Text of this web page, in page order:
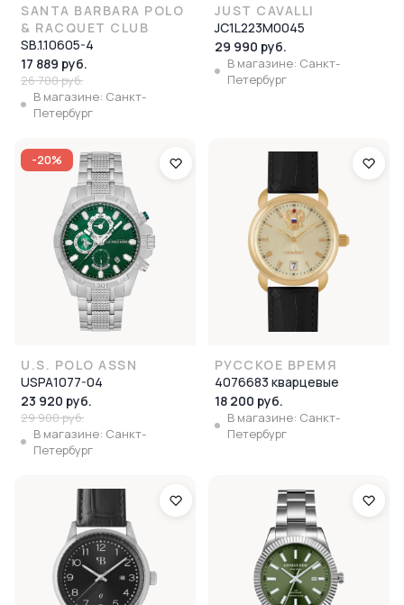
SANTA BARBARA POLO
& RACQUET CLUB
SB.1.10605-4
17 889 руб.
26 700 руб.
В магазине: Санкт-
Петербург
JUST CAVALLI
JC1L223M0045
29 990 руб.
В магазине: Санкт-
Петербург
-20%
U.S. POLO ASSN
USPA1077-04
23 920 руб.
29 900 руб.
В магазине: Санкт-
Петербург
РУССКОЕ ВРЕМЯ
4076683 кварцевые
18 200 руб.
В магазине: Санкт-
Петербург